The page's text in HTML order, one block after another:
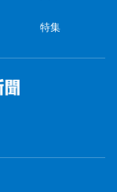
特集